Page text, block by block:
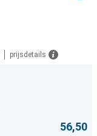
prijsdetails
56,50